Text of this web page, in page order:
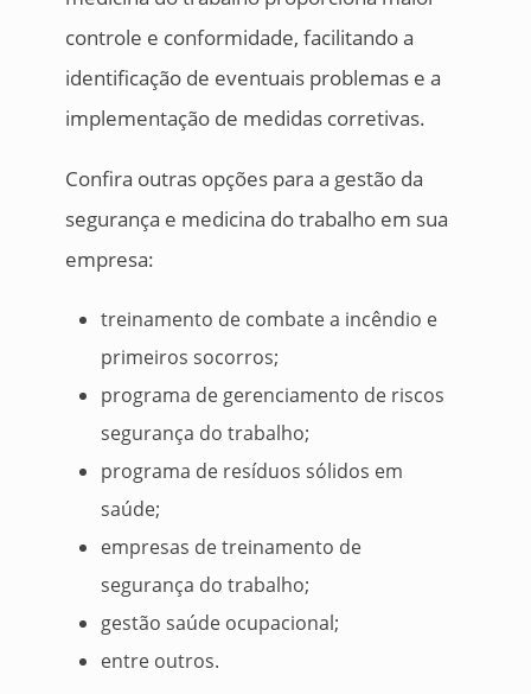
controle e conformidade, facilitando a
identificação de eventuais problemas e a
implementação de medidas corretivas.
Confira outras opções para a gestão da
segurança e medicina do trabalho em sua
empresa:
treinamento de combate a incêndio e
primeiros socorros;
programa de gerenciamento de riscos
segurança do trabalho;
programa de resíduos sólidos em
saúde;
empresas de treinamento de
segurança do trabalho;
gestão saúde ocupacional;
entre outros.